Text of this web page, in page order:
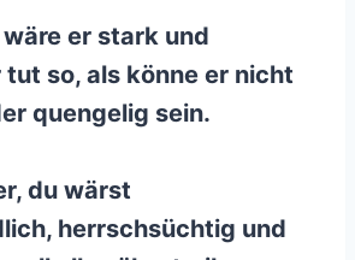
er stark und
tut so, als könne er nicht
quengelig sein.
du wärst
herrschsüchtig und